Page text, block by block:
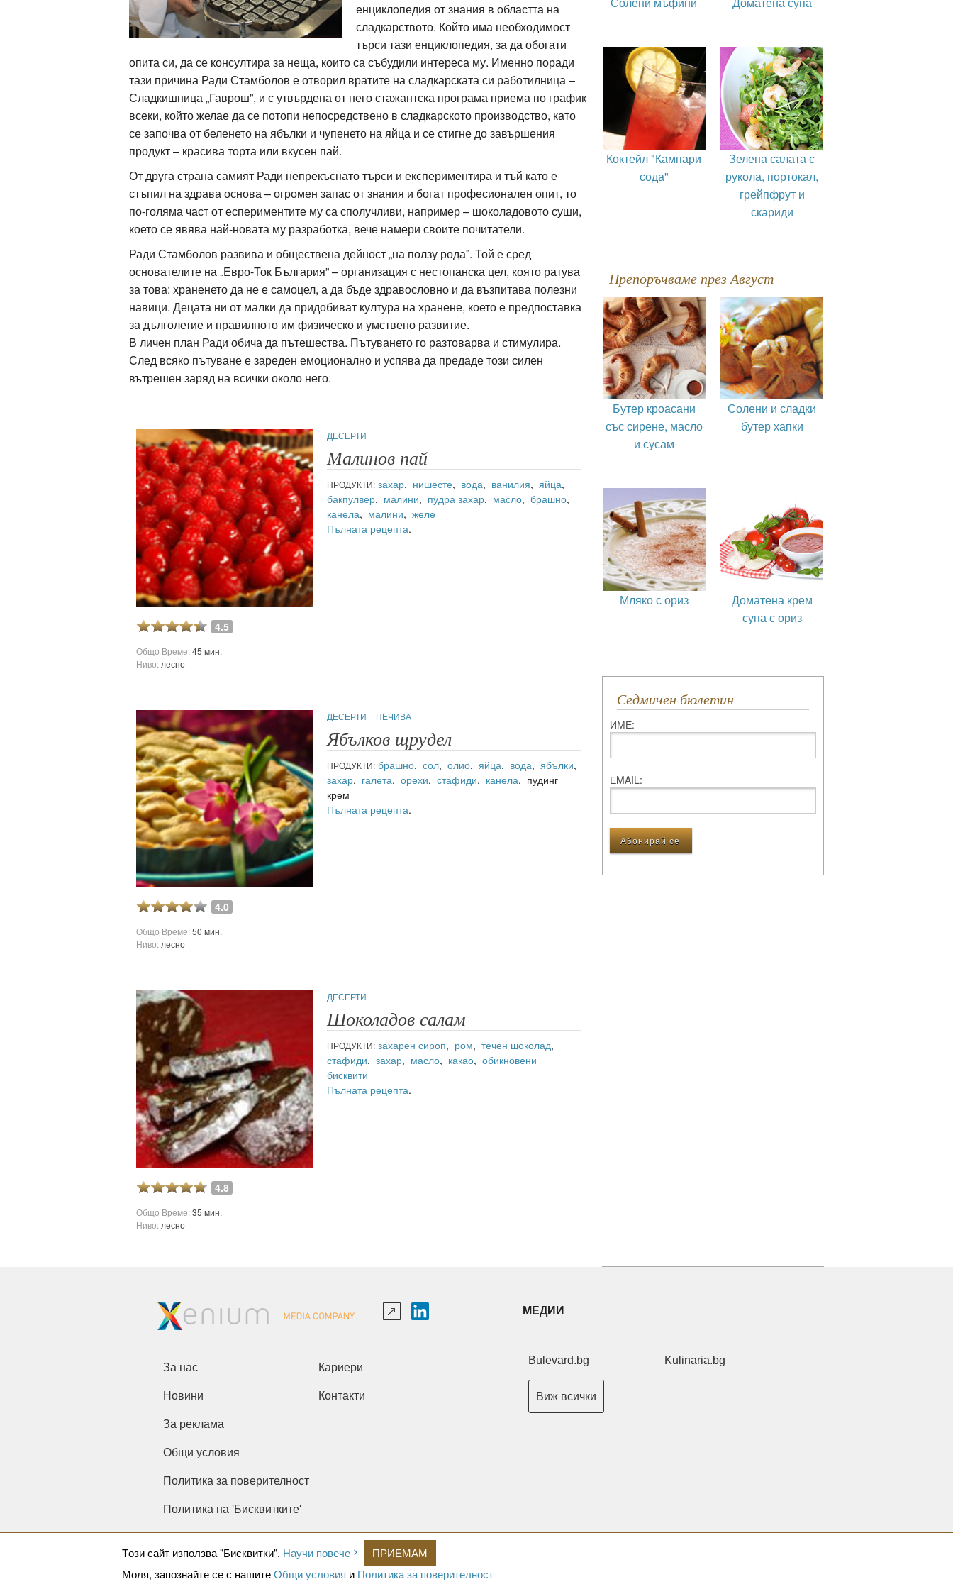
енциклопедия от знания в областта на
сладкарството. Който има необходимост
търси тази енциклопедия, за да обогати
опита си, да се консултира за неща, които са събудили интереса му. Именно поради
тази причина Ради Стамболов е отворил вратите на сладкарската си работилница –
Сладкишница „Гаврош”, и с утвърдена от него стажантска програма приема по график
всеки, който желае да се потопи непосредствено в сладкарското производство, като
се започва от беленето на ябълки и чупенето на яйца и се стигне до завършения
продукт – красива торта или вкусен пай.
От друга страна самият Ради непрекъснато търси и експериментира и тъй като е
стъпил на здрава основа – огромен запас от знания и богат професионален опит, то
по-голяма част от еспериментите му са сполучливи, например – шоколадовото суши,
което се явява най-новата му разработка, вече намери своите почитатели.
Ради Стамболов развива и обществена дейност „на ползу рода”. Той е сред
основателите на „Евро-Ток България” – организация с нестопанска цел, която ратува
за това: храненето да не е самоцел, а да бъде здравословно и да възпитава полезни
навици. Децата ни от малки да придобиват култура на хранене, което е предпоставка
за дълголетие и правилното им физическо и умствено развитие.
В личен план Ради обича да пътешества. Пътуването го разтоварва и стимулира.
След всяко пътуване е зареден емоционално и успява да предаде този силен
вътрешен заряд на всички около него.
4.5
Общо Време:45 мин.
Ниво: лесно
ДЕСЕРТИ
Малинов пай
ПРОДУКТИ: захар, нишесте, вода, ванилия,яйца,
бакпулвер, малини, пудра захар, масло,брашно,
канела, малини,желе
Пълната рецепта.
4.0
Общо Време:50 мин.
Ниво: лесно
ДЕСЕРТИ ПЕЧИВА
Ябълков щрудел
ПРОДУКТИ: брашно,сол,олио,яйца, вода,ябълки,
захар, галета,орехи,стафиди, канела, пудинг
крем
Пълната рецепта.
4.8
Общо Време:35 мин.
Ниво: лесно
ДЕСЕРТИ
Шоколадов салам
ПРОДУКТИ: захарен сироп, ром,течен шоколад,
стафиди,захар, масло, какао,обикновени
бисквити
Пълната рецепта.
Коктейл "Кампари
сода"
Зелена салата с
рукола, портокал,
грейпфрут и
скариди
Препоръчваме през Август
Бутер кроасани
със сирене, масло
и сусам
Солени и сладки
бутер хапки
Мляко с ориз
Доматена крем
супа с ориз
Седмичен бюлетин
ИМЕ:
ЕMAIL:
Tози сайт използва "Бисквитки". Научи повече
ПРИЕМАМ
Моля, запознайте се с нашитеОбщи условия и Политика за поверителност
За нас Кариери
Новини Контакти
За реклама
Общи условия
Политика за поверителност
Политика на 'Бисквитките'
МЕДИИ
Bulevard.bg Kulinaria.bg
Виж всички
Copyright © 2026 Ксениум ООД. Всички права запазени.